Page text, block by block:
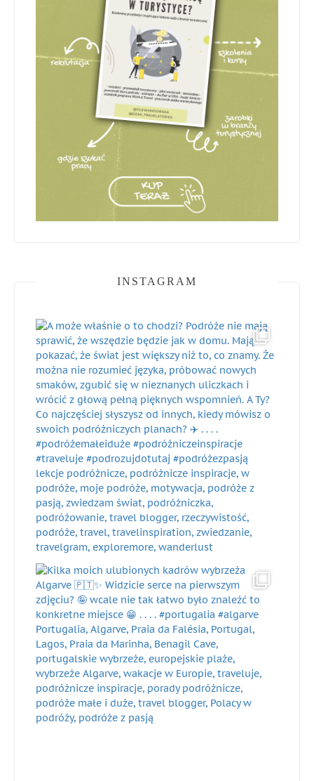
INSTAGRAM